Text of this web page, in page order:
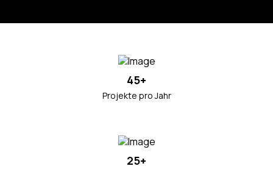
45+
Projekte pro Jahr
25+